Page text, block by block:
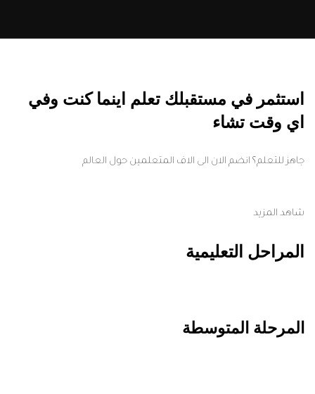
استثمر في مستقبلك تعلم اينما كنت وفي
اي وقت تشاء
جاهز للتعلم؟ انضم الان الى الاف المتعلمين حول العالم
شاهد المزيد
المراحل التعليمية
المرحلة المتوسطة